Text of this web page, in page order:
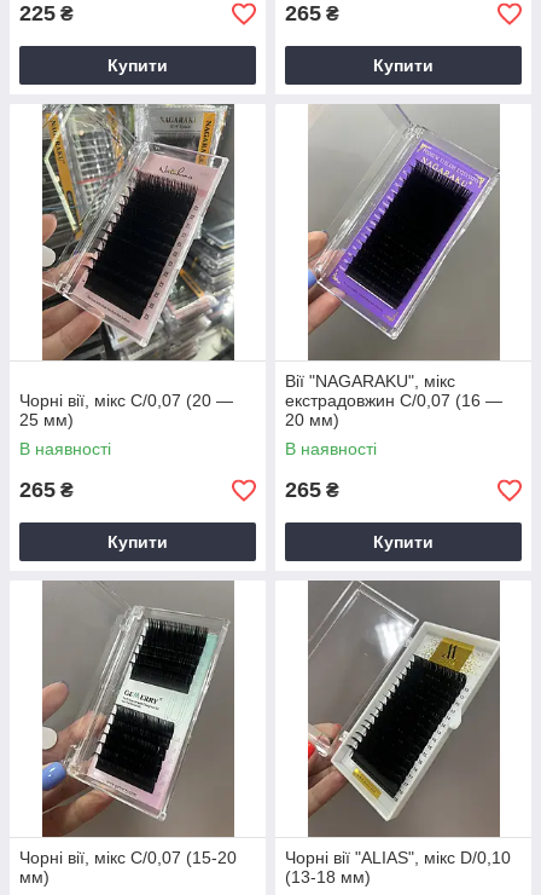
225 ₴
Купити
265 ₴
Купити
Чорні вії, мікс С/0,07 (20 —
25 мм)
В наявності
265 ₴
Купити
Вії "NAGARAKU", мікс
екстрадовжин С/0,07 (16 —
20 мм)
В наявності
265 ₴
Купити
Чорні вії, мікс С/0,07 (15-20
мм)
Чорні вії "ALIAS", мікс D/0,10
(13-18 мм)